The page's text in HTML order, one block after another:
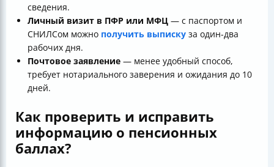
сведения.
Личный визит в ПФР или МФЦ — с паспортом и
СНИЛСом можно получить выписку за один-два
рабочих дня.
Почтовое заявление — менее удобный способ,
требует нотариального заверения и ожидания до 10
дней.
Как проверить и исправить
информацию о пенсионных
баллах?